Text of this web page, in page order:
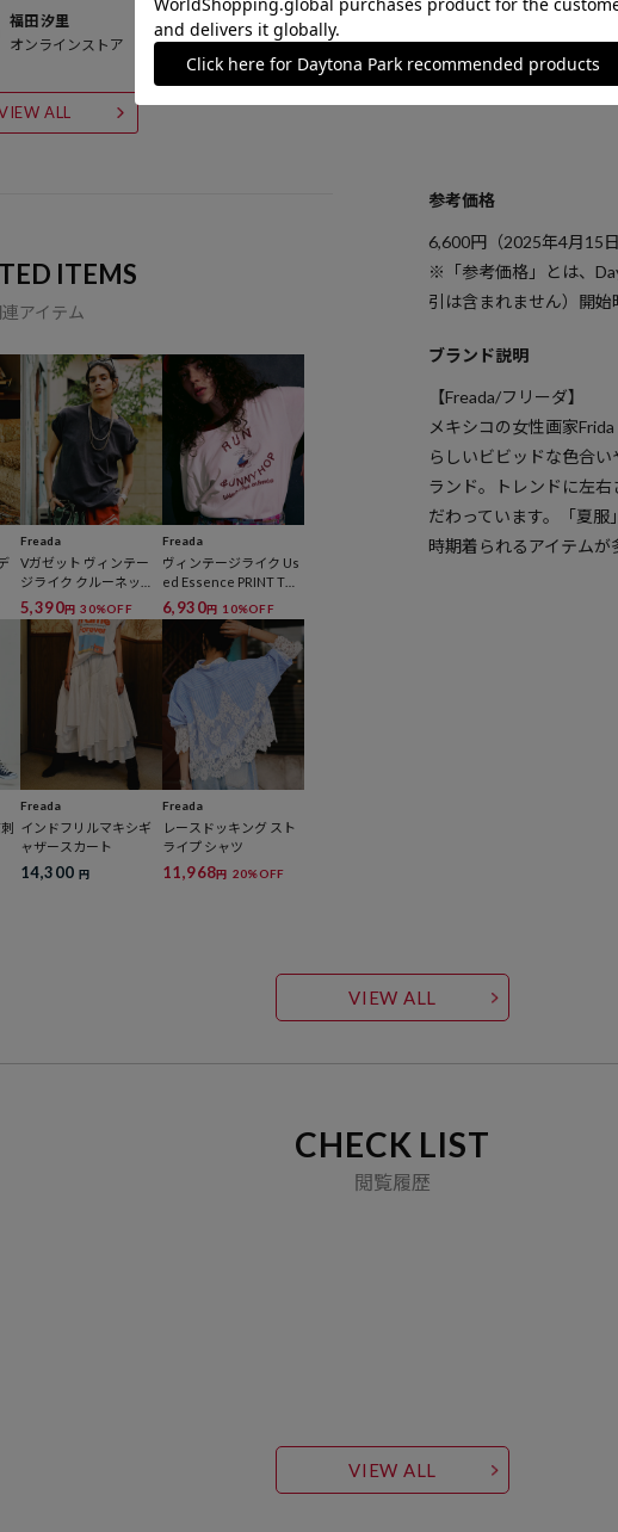
福田 汐里
オンラインストア
ALL
ITEMS
アイテム
Freada
Vガゼット ヴィンテー
ジライク クルーネック
Tシャツ
5,390円 30%OFF
Freada
ヴィンテージライク Us
ed Essence PRINT Tシ
ャツ
6,930円 10%OFF
Freada
インドフリルマキシギ
ャザースカート
14,300 円
Freada
レースドッキング スト
ライプ シャツ
11,968円 20%OFF
■Freadaの全ラインナッ
参考価格
6,600円（2025年4月15日
※「参考価格」とは、
引は含まれません）開始
ブランド説明
【Freada/フリーダ】
メキシコの女性画家
らしいビビッドな色合
ランド。トレンドに左
だわっています。「夏
時期着られるアイテムが
VIEW ALL
CHECK LIST
閲覧履歴
VIEW ALL